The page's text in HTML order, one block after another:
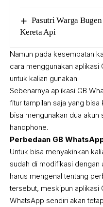
Pasutri Warga
Kereta Api
Namun pada kesempatan
cara menggunakan aplikasi
untuk kalian gunakan.
Sebenarnya aplikasi GB
fitur tampilan saja yang bisa
bisa mengunakan dua akun
handphone.
Perbedaan GB
Untuk bisa menyakinkan
sudah di modifikasi dengan
harus mengenal tentang
tersebut, meskipun aplikasi
WhatsApp sendiri akan